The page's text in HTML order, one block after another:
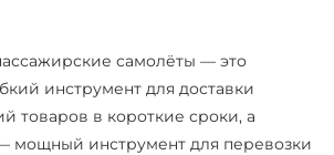
самолёты — это
инструмент для доставки
товаров в короткие сроки, а
мощный инструмент для перевозки